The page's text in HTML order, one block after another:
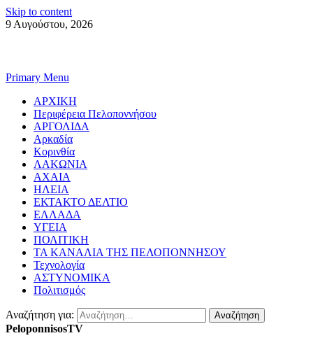
Skip to content
9 Αυγούστου, 2026
Primary Menu
ΑΡΧΙΚΗ
Περιφέρεια Πελοποννήσου
ΑΡΓΟΛΙΔΑ
Αρκαδία
Κορινθία
ΛΑΚΩΝΙΑ
ΑΧΑΙΑ
ΗΛΕΙΑ
ΕΚΤΑΚΤΟ ΔΕΛΤΙΟ
ΕΛΛΑΔΑ
ΥΓΕΙΑ
ΠΟΛΙΤΙΚΗ
ΤΑ ΚΑΝΑΛΙΑ ΤΗΣ ΠΕΛΟΠΟΝΝΗΣΟΥ
Τεχνολογία
ΑΣΤΥΝΟΜΙΚΑ
Πολιτισμός
Αναζήτηση για:
PeloponnisosTV